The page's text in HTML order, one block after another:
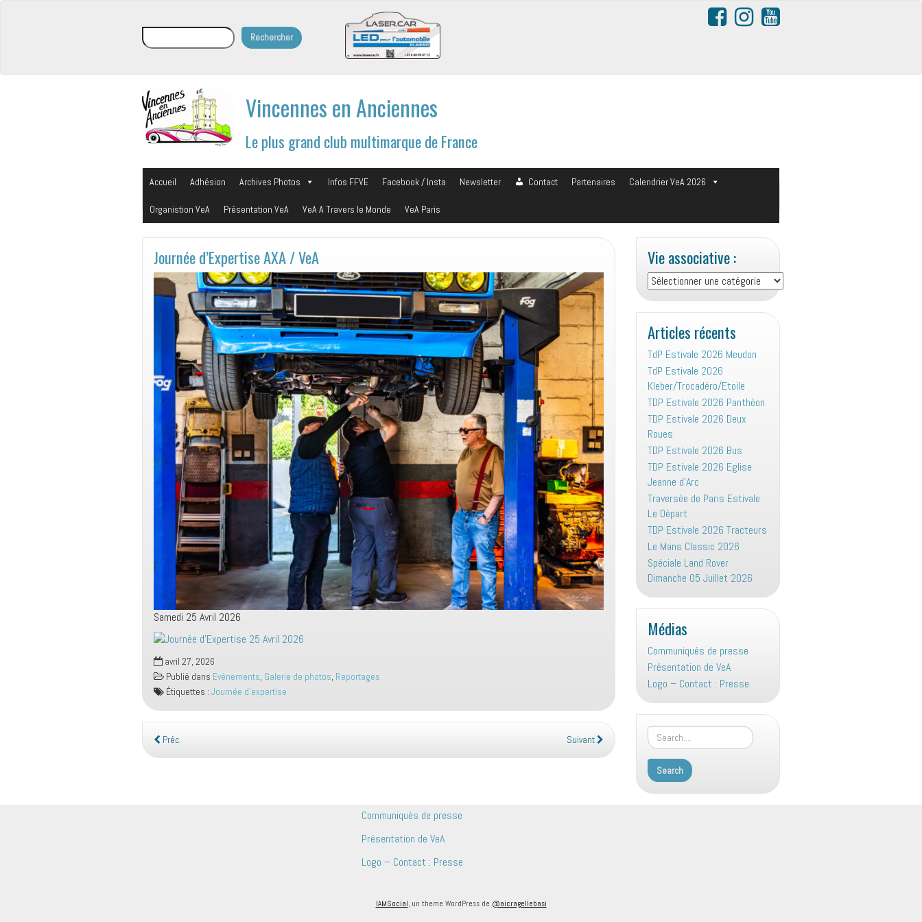
Rechercher Rechercher
Vincennes en Anciennes
Le plus grand club multimarque de France
Accueil Adhésion Archives Photos Infos FFVE Facebook / Insta Newsletter Contact Partenaires Calendrier VeA 2026
Organistion VeA Présentation VeA VeA A Travers le Monde VeA Paris
Journée d’Expertise AXA / VeA
Samedi 25 Avril 2026
avril 27, 2026
Publié dans Evénements, Galerie de photos, Reportages
Étiquettes : Journée d'expertise
Préc. Suivant
Vie associative :
Vie
associative
:
Articles récents
TdP Estivale 2026 Meudon
TdP Estivale 2026
Kleber/Trocadéro/Etoile
TDP Estivale 2026 Panthéon
TDP Estivale 2026 Deux
Roues
TDP Estivale 2026 Bus
TDP Estivale 2026 Eglise
Jeanne d’Arc
Traversée de Paris Estivale
Le Départ
TDP Estivale 2026 Tracteurs
Le Mans Classic 2026
Spéciale Land Rover
Dimanche 05 Juillet 2026
Médias
Communiqués de presse
Présentation de VeA
Logo – Contact : Presse
Communiqués de presse
Présentation de VeA
Logo – Contact : Presse
IAMSocial, un theme WordPress de @aicragellebasi